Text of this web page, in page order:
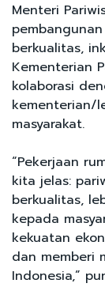
Menteri
berkualitas,
Kementerian
kolaborasi
kementerian/
masyarakat.
“Pekerjaan
kita jelas:
berkualitas,
kepada
kekuatan
dan memberi
Indonesia,”